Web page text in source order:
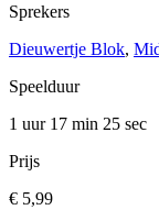
Sprekers
Dieuwertje Blok,
Speelduur
1 uur 17 min 25 sec
Prijs
€ 5,99